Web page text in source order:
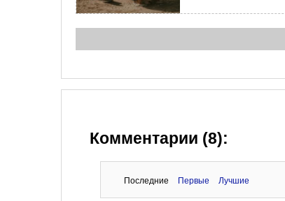
Комментарии (8):
Последние Первые Лучшие